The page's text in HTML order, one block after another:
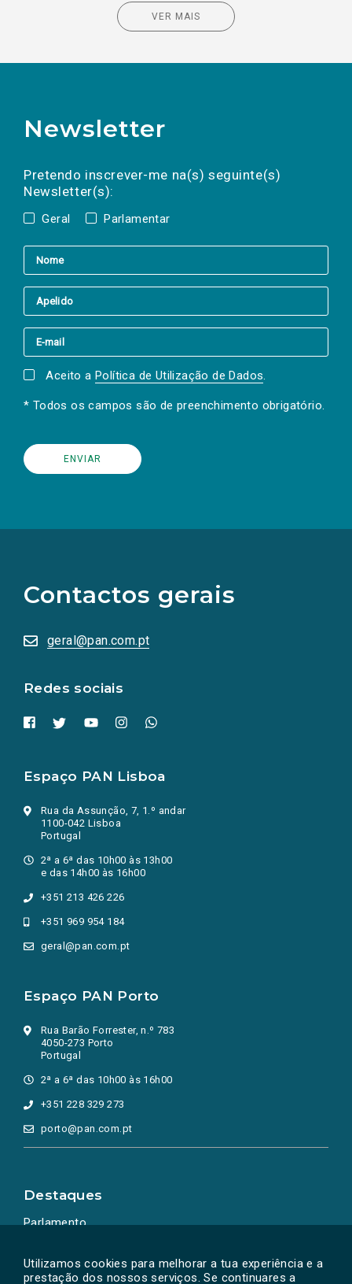
Utilizamos cookies para melhorar a tua experiência e a
prestação dos nossos serviços. Se continuares a
VER MAIS
Newsletter
Pretendo inscrever-me na(s) seguinte(s)
Newsletter(s):
Geral Parlamentar
a(s) newsletter(s).
mail
Aceito a Política de Utilização de Dados.
* Todos os campos são de preenchimento obrigatório.
Contactos gerais
geral@pan.com.pt
Redes sociais
redes
sociais
numa
nova
Espaço PAN Lisboa
Rua da Assunção, 7, 1.º andar
1100-042 Lisboa
Portugal
2ª a 6ª das 10h00 às 13h00
e das 14h00 às 16h00
+351 213 426 226
+351 969 954 184
geral@pan.com.pt
Espaço PAN Porto
Rua Barão Forrester, n.º 783
4050-273 Porto
Portugal
2ª a 6ª das 10h00 às 16h00
+351 228 329 273
porto@pan.com.pt
Destaques
Parlamento